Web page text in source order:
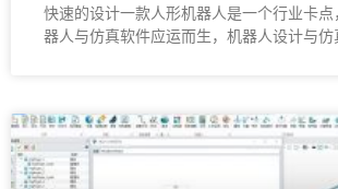
快速的设计一款人形机器人是一个行业卡
器人与仿真软件应运而生，机器人设计与仿